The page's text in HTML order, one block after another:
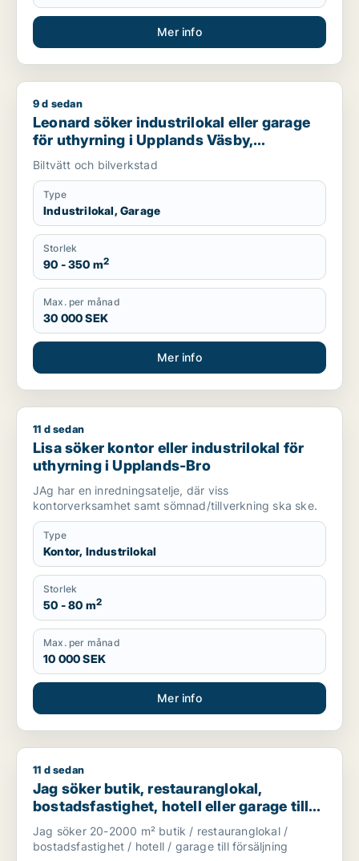
Mer info
Leonard söker industrilokal eller garage för uthyrning i
9 d sedan
Leonard söker industrilokal eller garage
för uthyrning i Upplands Väsby,
Vallentuna eller Österåker m.fl.
Biltvätt och bilverkstad
Type
Industrilokal, Garage
Storlek
90 - 350 m2
Max. per månad
30 000 SEK
Mer info
Lisa söker kontor eller industrilokal för uthyrning i
11 d sedan
Lisa söker kontor eller industrilokal för
uthyrning i Upplands-Bro
JAg har en inredningsatelje, där viss
kontorverksamhet samt sömnad/tillverkning ska ske.
Type
Kontor, Industrilokal
Storlek
50 - 80 m2
Max. per månad
10 000 SEK
Mer info
Jag söker butik, restauranglokal, bostadsfastighet, hotell
11 d sedan
Jag söker butik, restauranglokal,
bostadsfastighet, hotell eller garage till
salu i Stockholms län
Jag söker 20-2000 m² butik / restauranglokal /
bostadsfastighet / hotell / garage till försäljning